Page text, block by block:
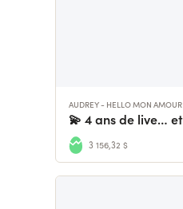
AUDREY - HELLO MON AMOUR
3 156,32 $